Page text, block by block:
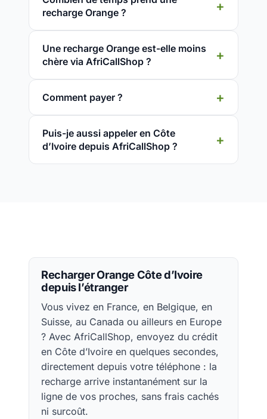
recharge Orange ?
Une recharge Orange est-elle moins
chère via AfriCallShop ?
Comment payer ?
Puis-je aussi appeler en Côte
d’Ivoire depuis AfriCallShop ?
Recharger Orange Côte d’Ivoire
depuis l’étranger
Vous vivez en France, en Belgique, en
Suisse, au Canada ou ailleurs en Europe
? Avec AfriCallShop, envoyez du crédit
en Côte d’Ivoire en quelques secondes,
directement depuis votre téléphone : la
recharge arrive instantanément sur la
ligne de vos proches, sans frais cachés
ni surcoût.